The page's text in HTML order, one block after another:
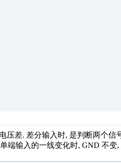
压差. 差分输入时, 是判断两个
端输入的一线变化时, GND 不